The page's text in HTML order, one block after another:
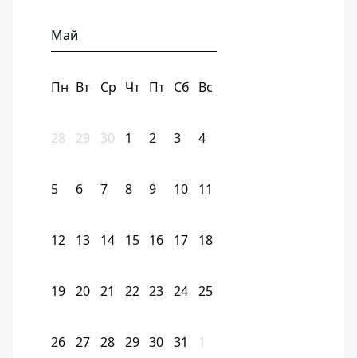
Май
Пн Вт Ср Чт Пт Сб Вс
28 29 30 1 2 3 4
5 6 7 8 9 10 11
12 13 14 15 16 17 18
19 20 21 22 23 24 25
26 27 28 29 30 31 1